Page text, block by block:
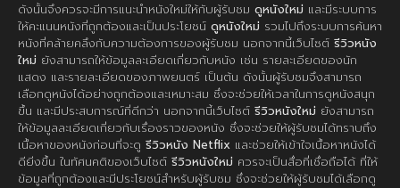
ดังนั้นจึงควรจะมีการแนะนำหนังใหม่ให้กับผู้รับชม ดูหนังใหม่ และมีระบบการ
ให้คะแนนหนังที่ถูกต้องและเป็นประโยชน์ ดูหนังใหม่ รวมไปถึงระบบการค้นหา
หนังที่คล้ายคลึงกับความต้องการของผู้รับชม นอกจากนี้เว็บไซต์ รีวิวหนัง
ใหม่ ยังสามารถให้ข้อมูลละเอียดเกี่ยวกับหนัง เช่น รายละเอียดของนัก
แสดง และรายละเอียดของภาพยนตร์ เป็นต้น ดังนั้นผู้รับชมจึงสามารถ
เลือกดูหนังได้อย่างถูกต้องและเหมาะสม ซึ่งจะช่วยให้เวลาในการดูหนังสนุก
ขึ้น และมีประสบการณ์ที่ดีกว่า นอกจากนี้เว็บไซต์ รีวิวหนังใหม่ ยังสามารถ
ให้ข้อมูลละเอียดเกี่ยวกับเรื่องราวของหนัง ซึ่งจะช่วยให้ผู้รับชมได้ทราบถึง
เนื้อหาของหนังก่อนที่จะดู รีวิวหนัง Netflix และช่วยให้เข้าใจเนื้อหาหนังได้
ดียิ่งขึ้น ในทัศนคติของเว็บไซต์ รีวิวหนังใหม่ ควรจะเป็นสื่อที่เชื่อถือได้ ที่ให้
ข้อมูลที่ถูกต้องและมีประโยชน์สำหรับผู้รับชม ซึ่งจะช่วยให้ผู้รับชมได้เลือกดู